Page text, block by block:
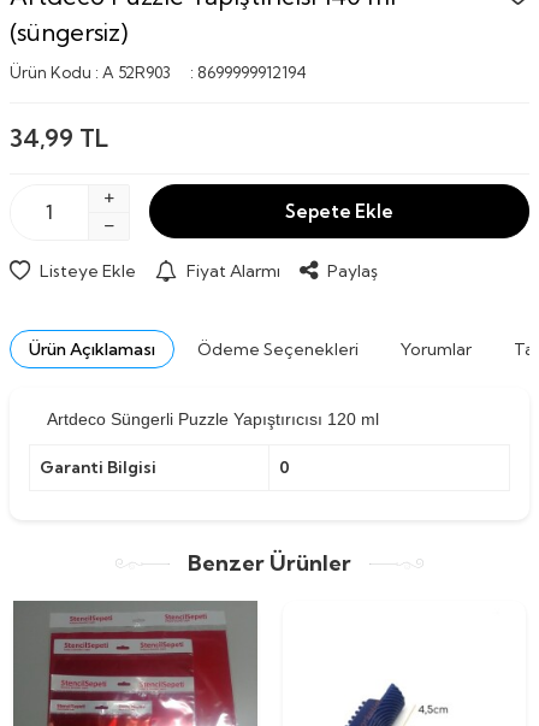
(süngersiz)
Ürün Kodu : A 52R903 : 8699999912194
34,99 TL
Sepete Ekle
Listeye Ekle Fiyat Alarmı Paylaş
Ürün Açıklaması Ödeme Seçenekleri Yorumlar
Artdeco Süngerli Puzzle Yapıştırıcısı 120 ml
Garanti Bilgisi 0
Benzer Ürünler